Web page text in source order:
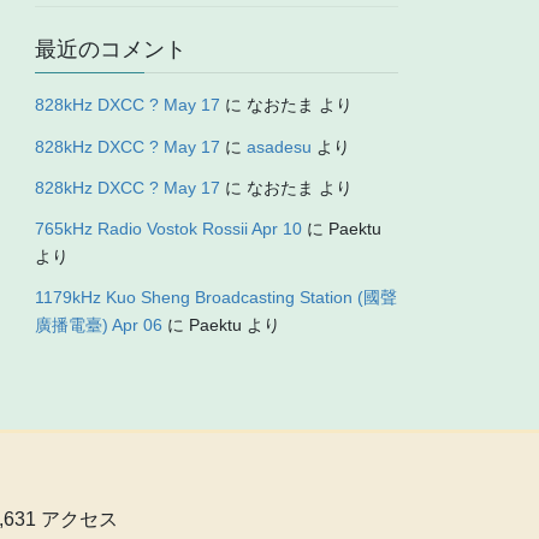
最近のコメント
828kHz DXCC ? May 17 に なおたま より
828kHz DXCC ? May 17 にasadesu より
828kHz DXCC ? May 17 に なおたま より
765kHz Radio Vostok Rossii Apr 10 に Paektu
より
1179kHz Kuo Sheng Broadcasting Station (國聲
廣播電臺) Apr 06 に Paektu より
アクセス